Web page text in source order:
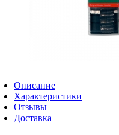
Описание
Характеристики
Отзывы
Доставка